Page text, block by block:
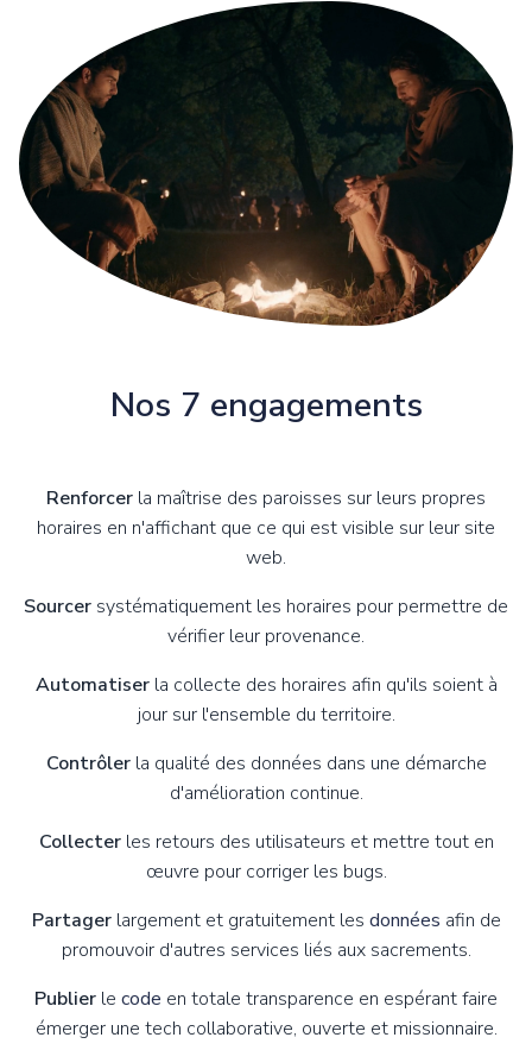
Nos 7 engagements
Renforcer la maîtrise des paroisses sur leurs propres
horaires en n'affichant que ce qui est visible sur leur site
web.
Sourcer systématiquement les horaires pour permettre de
vérifier leur provenance.
Automatiserla collecte des horaires afin qu'ils soient à
jour sur l'ensemble du territoire.
Contrôlerla qualité des données dans une démarche
d'amélioration continue.
Collecterles retours des utilisateurs et mettre tout en
œuvre pour corriger les bugs.
Partagerlargement et gratuitement les données afin de
promouvoir d'autres services liés aux sacrements.
Publier le code en totale transparence en espérant faire
émerger une tech collaborative, ouverte et missionnaire.